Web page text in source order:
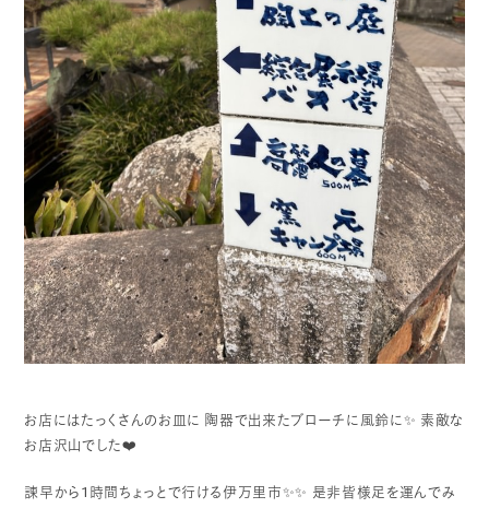
お店にはたっくさんのお皿に 陶器で出来たブローチに風鈴に✨ 素敵な
お店沢山でした❤️
諫早から1時間ちょっとで行ける伊万里市✨✨ 是非皆様足を運んでみ